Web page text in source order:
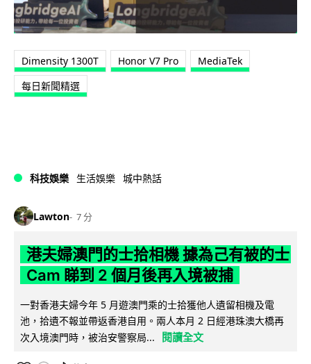
Dimensity 1300T Honor V7 Pro
MediaTek
每日新聞精選
科技娛樂 生活娛樂 城中熱話
Lawton 7 分
港夫婦澳門的士拾相機 據為己有被的士
Cam 睇到 2 個月後再入境被捕
一對香港夫婦今年 5 月遊澳門乘的士拾獲他人遺留相機及電
池，拾遺不報並帶返香港自用。兩人本月 2 日經港珠澳大橋再
次入境澳門時，被治安警察局...
閱讀全文